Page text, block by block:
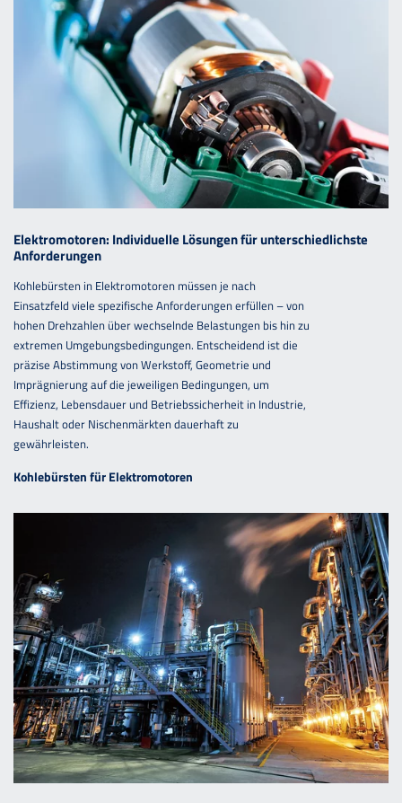
Elektromotoren: Individuelle Lösungen für unterschiedlichste
Anforderungen
Kohlebürsten in Elektromotoren müssen je nach
Einsatzfeld viele spezifische Anforderungen erfüllen – von
hohen Drehzahlen über wechselnde Belastungen bis hin zu
extremen Umgebungsbedingungen. Entscheidend ist die
präzise Abstimmung von Werkstoff, Geometrie und
Imprägnierung auf die jeweiligen Bedingungen, um
Effizienz, Lebensdauer und Betriebssicherheit in Industrie,
Haushalt oder Nischenmärkten dauerhaft zu
gewährleisten.
Kohlebürsten für Elektromotoren